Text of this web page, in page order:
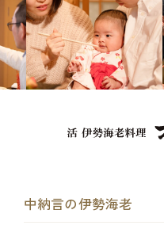
中納言の伊勢海老